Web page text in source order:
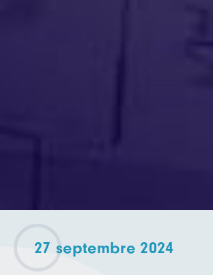
27 septembre 2024